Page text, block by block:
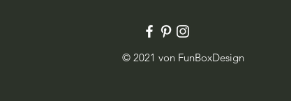
© 2021 von FunBoxDesign